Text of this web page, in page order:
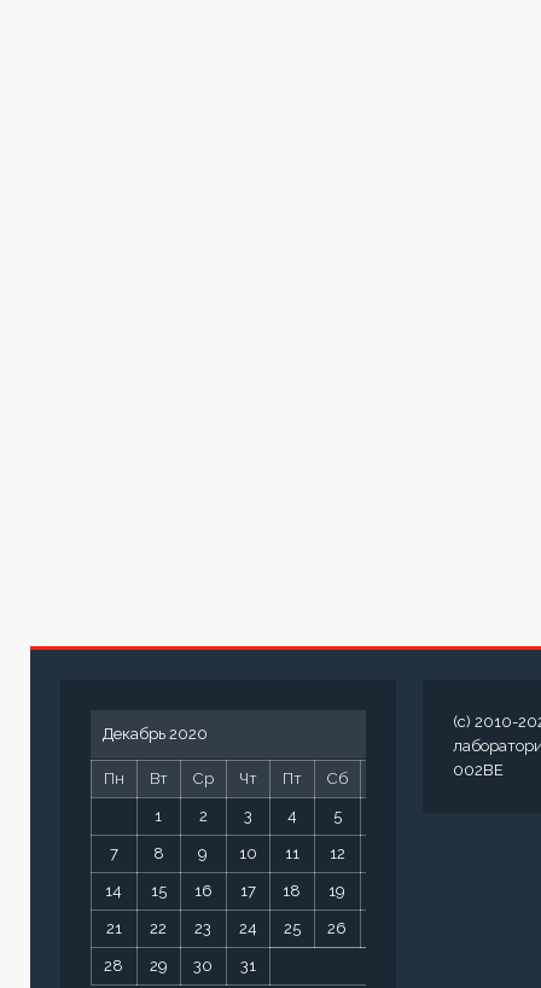
Декабрь 2020
Пн Вт Ср Чт Пт Сб
1 2 3 4 5
7 8 9 10 11 12
14 15 16 17 18 19
21 22 23 24 25 26
28 29 30 31
(c) 2010-
002BE